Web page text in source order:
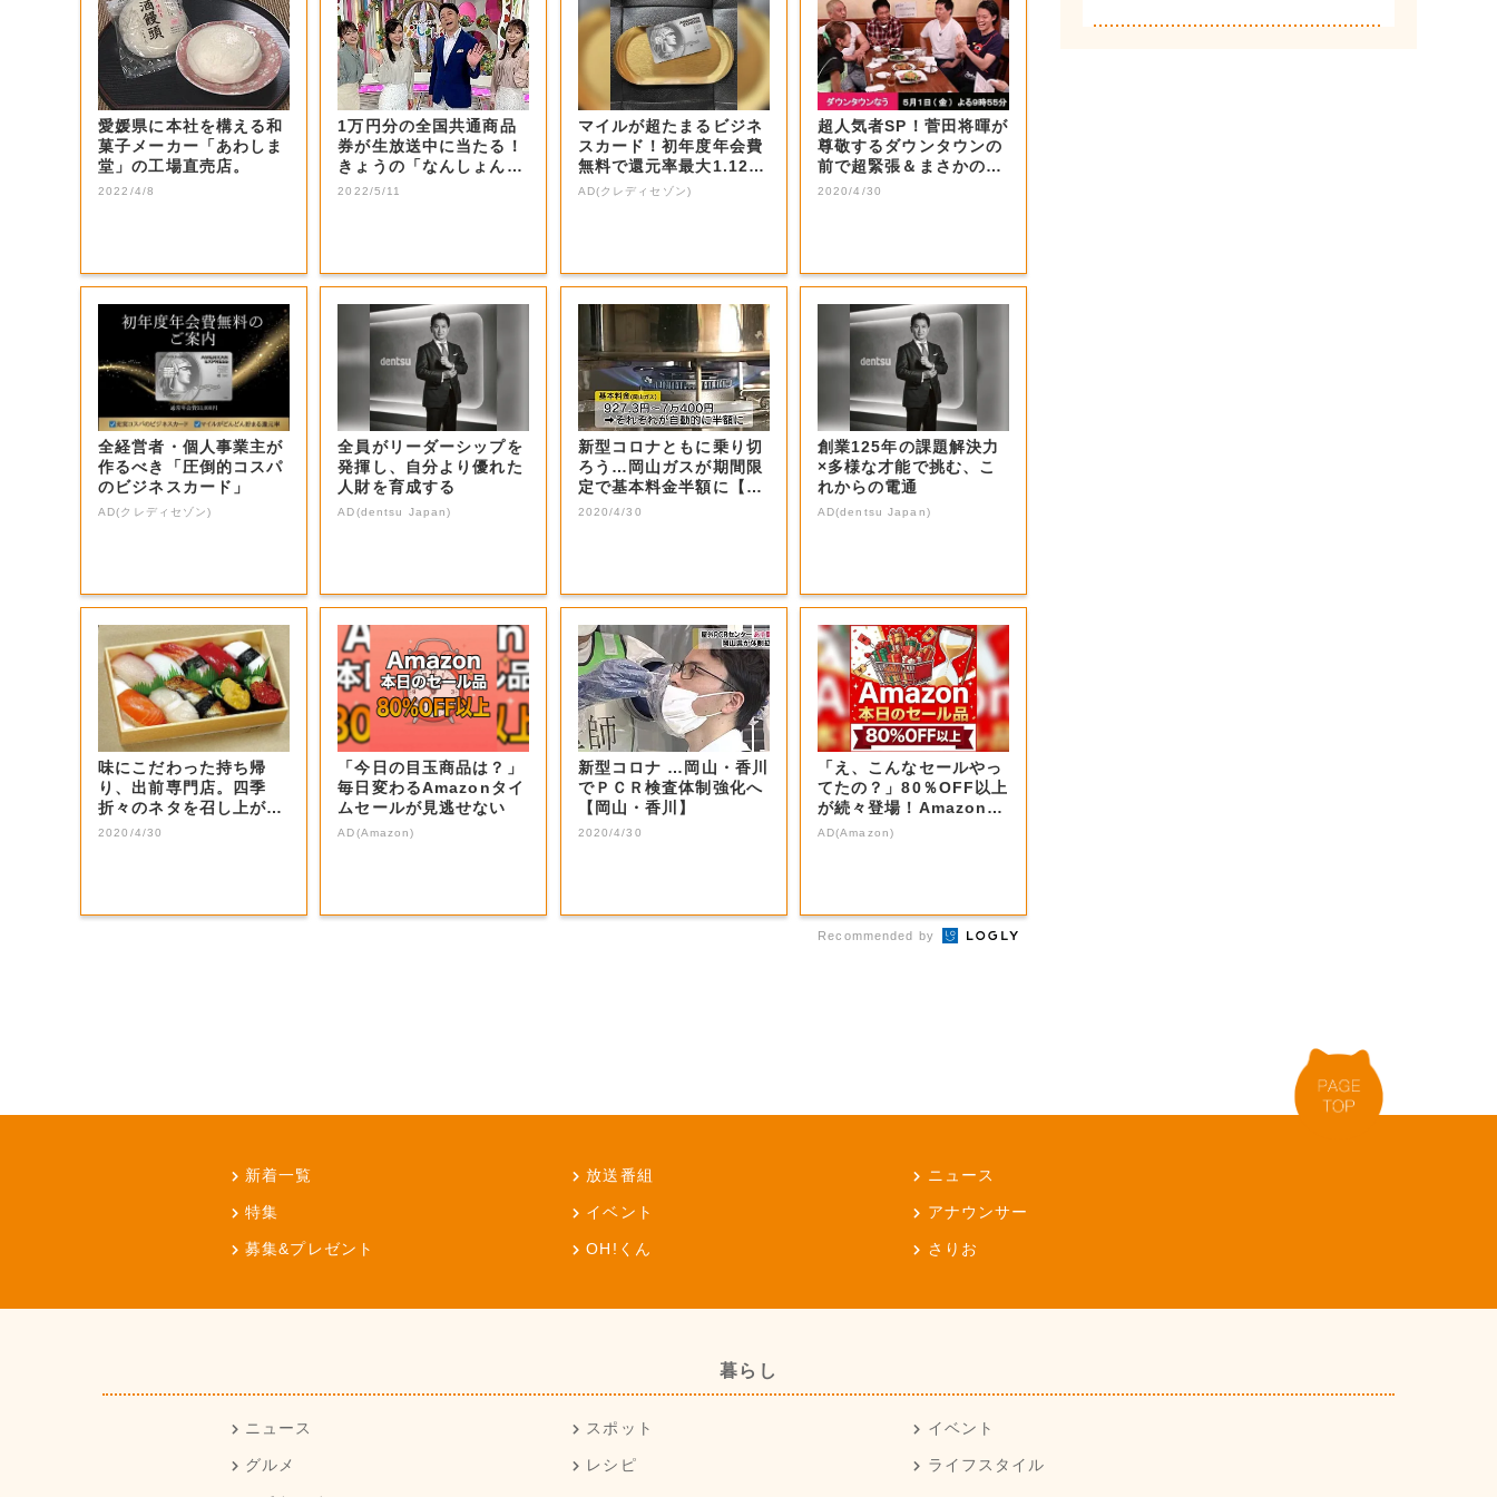
愛媛県に本社を構える和
菓子メーカー「あわしま
堂」の工場直売店。
2022/4/8
1万円分の全国共通商品
券が生放送中に当たる！
きょうの「なんしょん？
生電話クイズ」...
2022/5/11
マイルが超たまるビジネ
スカード！初年度年会費
無料で還元率最大1.12
5%
AD(クレディセゾン)
超人気者SP！菅田将暉が
尊敬するダウンタウンの
前で超緊張＆まさかの大
号泣！思いを...
2020/4/30
全経営者・個人事業主が
作るべき「圧倒的コスパ
のビジネスカード」
AD(クレディセゾン)
全員がリーダーシップを
発揮し、自分より優れた
人財を育成する
AD(dentsu Japan)
新型コロナともに乗り切
ろう…岡山ガスが期間限
定で基本料金半額に【岡
山・岡山市】
2020/4/30
創業125年の課題解決力
×多様な才能で挑む、こ
れからの電通
AD(dentsu Japan)
味にこだわった持ち帰
り、出前専門店。四季
折々のネタを召し上が
れ。
2020/4/30
「今日の目玉商品は？」
毎日変わるAmazonタイ
ムセールが見逃せない
AD(Amazon)
新型コロナ …岡山・香川
でＰＣＲ検査体制強化へ
【岡山・香川】
2020/4/30
「え、こんなセールやっ
てたの？」80％OFF以上
が続々登場！Amazonの
本気が...
AD(Amazon)
Recommended by
新着一覧 放送番組 ニュース
特集 イベント アナウンサー
募集&プレゼント OH!くん さりお
暮らし
ニュース スポット イベント
グルメ レシピ ライフスタイル